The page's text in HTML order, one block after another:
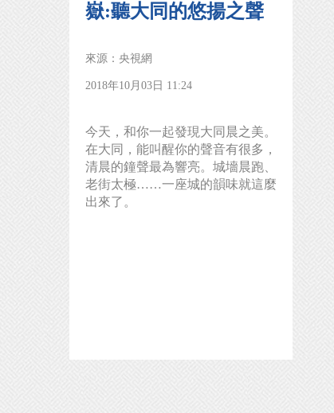
嶽:聽大同的悠揚之聲
來源：央視網
2018年10月03日 11:24
今天，和你一起發現大同晨之美。
在大同，能叫醒你的聲音有很多，
清晨的鐘聲最為響亮。城墻晨跑、
老街太極……一座城的韻味就這麼
出來了。